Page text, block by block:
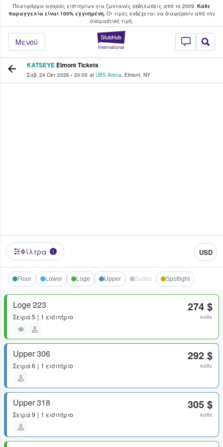
Πλατφόρμα αγοράς εισιτηρίων για ζωντανές εκδηλώσεις από το 2009. Κάθε
παραγγελία είναι 100% εγγυημένη.Οι τιμές ενδέχεται να διαφέρουν από την
oνομαστική τιμή.
StubHub - Όπου
Μενού
φαν αγοράζουν και πουλούν
KATSEYE Elmont Tickets
Σάβ, 24 Οκτ 2026 • 20:00 at UBS Arena, Elmont, NY
Φίλτρα 1 USD
Floor Lower Loge Upper Suites Spotlight
Loge 223
Σειρά5 1 εισιτήριο
274 $
κάθε
Upper 306
Σειρά6 1 εισιτήριο
292 $
κάθε
Upper 318
Σειρά9 1 εισιτήριο
305 $
κάθε